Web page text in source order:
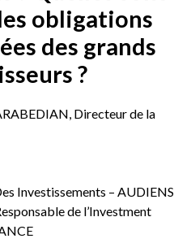
obligations
des grands
?
Directeur de la
Investissements – AUDIENS
de l’Investment